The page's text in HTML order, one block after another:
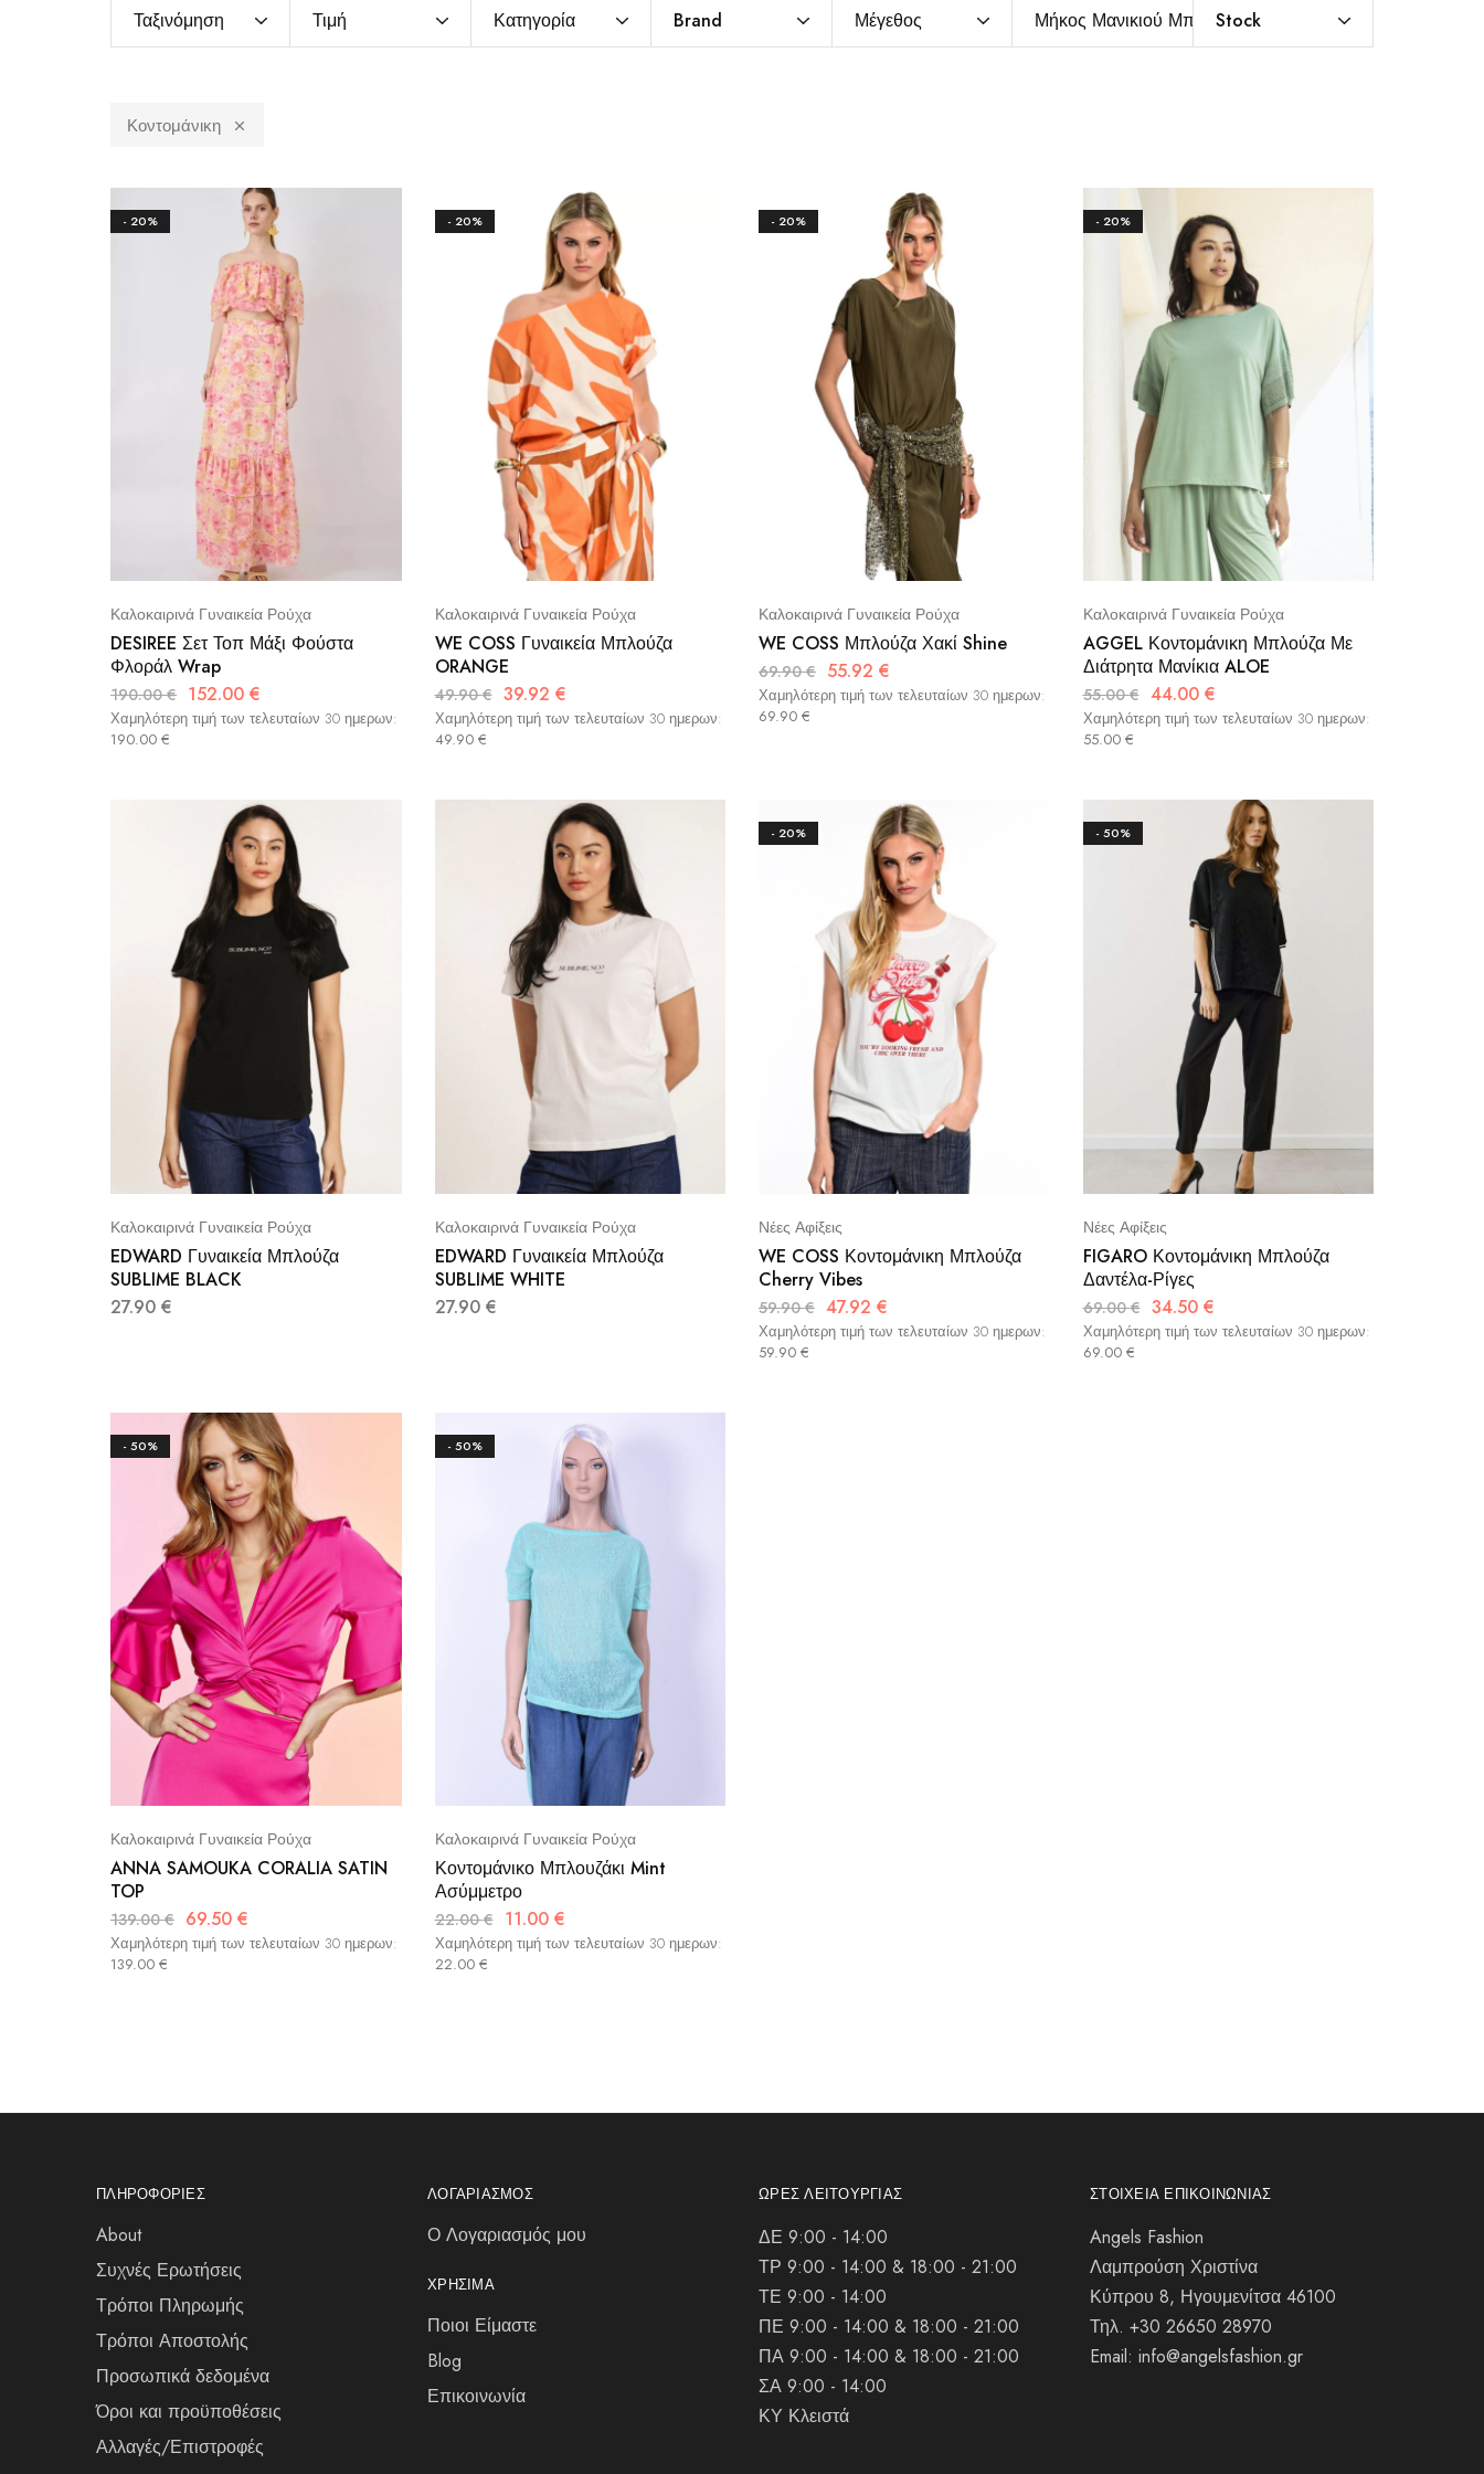
Ταξινόμηση Τιμή Κατηγορία Brand Μέγεθος Μήκος Μανικιού Μπλούζας
Stock
Κοντομάνικη
- 20%
Καλοκαιρινά Γυναικεία Ρούχα
DESIREE Σετ Τοπ Μάξι Φούστα
Φλοράλ Wrap
190.00€ 152.00 €
Χαμηλότερη τιμή των τελευταίων 30 ημερων:
190.00 €
- 20%
Καλοκαιρινά Γυναικεία Ρούχα
WE COSS Γυναικεία Μπλούζα
ORANGE
49.90€ 39.92 €
Χαμηλότερη τιμή των τελευταίων 30 ημερων:
49.90 €
- 20%
Καλοκαιρινά Γυναικεία Ρούχα
WE COSS Μπλούζα Χακί Shine
69.90€ 55.92 €
Χαμηλότερη τιμή των τελευταίων 30 ημερων:
69.90 €
- 20%
Καλοκαιρινά Γυναικεία Ρούχα
AGGEL Κοντομάνικη Μπλούζα Με
Διάτρητα Μανίκια ALOE
55.00€ 44.00 €
Χαμηλότερη τιμή των τελευταίων 30 ημερων:
55.00 €
Καλοκαιρινά Γυναικεία Ρούχα
EDWARD Γυναικεία Μπλούζα
SUBLIME BLACK
27.90 €
Καλοκαιρινά Γυναικεία Ρούχα
EDWARD Γυναικεία Μπλούζα
SUBLIME WHITE
27.90 €
- 20%
Νέες Αφίξεις
WE COSS Κοντομάνικη Μπλούζα
Cherry Vibes
59.90€ 47.92 €
Χαμηλότερη τιμή των τελευταίων 30 ημερων:
59.90 €
- 50%
Νέες Αφίξεις
FIGARO Κοντομάνικη Μπλούζα
Δαντέλα-Ρίγες
69.00€ 34.50 €
Χαμηλότερη τιμή των τελευταίων 30 ημερων:
69.00 €
- 50%
Καλοκαιρινά Γυναικεία Ρούχα
ANNA SAMOUKA CORALIA SATIN
TOP
139.00€ 69.50 €
Χαμηλότερη τιμή των τελευταίων 30 ημερων:
139.00 €
- 50%
Καλοκαιρινά Γυναικεία Ρούχα
Κοντομάνικο Μπλουζάκι Mint
Ασύμμετρο
22.00€ 11.00 €
Χαμηλότερη τιμή των τελευταίων 30 ημερων:
22.00 €
ΠΛΗΡΟΦΟΡΊΕΣ
About
Συχνές Ερωτήσεις
Τρόποι Πληρωμής
Τρόποι Αποστολής
Προσωπικά δεδομένα
Όροι και προϋποθέσεις
Αλλαγές/Επιστροφές
ΛΟΓΑΡΙΑΣΜΌΣ
Ο Λογαριασμός μου
ΧΡΉΣΙΜΑ
Ποιοι Είμαστε
Blog
Επικοινωνία
ΏΡΕΣ ΛΕΙΤΟΥΡΓΊΑΣ
ΔΕ 9:00 - 14:00
ΤΡ 9:00 - 14:00 & 18:00 - 21:00
ΤΕ 9:00 - 14:00
ΠΕ 9:00 - 14:00 & 18:00 - 21:00
ΠΑ 9:00 - 14:00 & 18:00 - 21:00
ΣΑ 9:00 - 14:00
ΚΥ Κλειστά
ΣΤΟΙΧΕΊΑ ΕΠΙΚΟΙΝΩΝΊΑΣ
Angels Fashion
Λαμπρούση Χριστίνα
Κύπρου 8, Ηγουμενίτσα 46100
Τηλ. +30 26650 28970
Email: info@angelsfashion.gr